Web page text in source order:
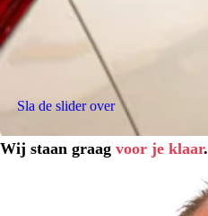
Wij staan graag voor je klaar.
Sla de slider over